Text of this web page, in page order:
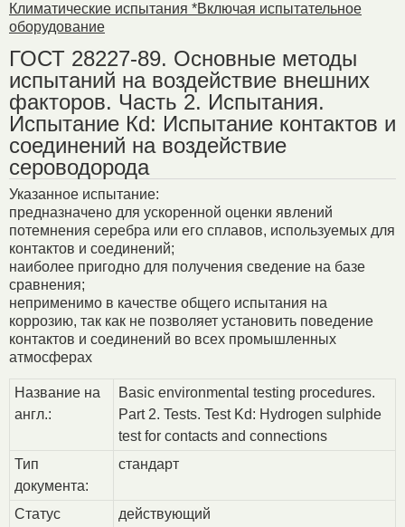
Климатические испытания *Включая испытательное
оборудование
ГОСТ 28227-89. Основные методы
испытаний на воздействие внешних
факторов. Часть 2. Испытания.
Испытание Кd: Испытание контактов и
соединений на воздействие
сероводорода
Указанное испытание:
предназначено для ускоренной оценки явлений
потемнения серебра или его сплавов, используемых для
контактов и соединений;
наиболее пригодно для получения сведение на базе
сравнения;
неприменимо в качестве общего испытания на
коррозию, так как не позволяет установить поведение
контактов и соединений во всех промышленных
атмосферах
Название на
англ.:
Basic environmental testing procedures.
Part 2. Tests. Test Kd: Hydrogen sulphide
test for contacts and connections
Тип
документа:
стандарт
Статус
действующий